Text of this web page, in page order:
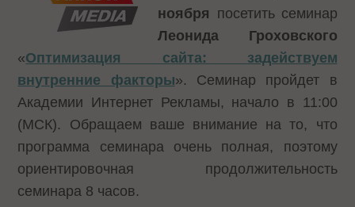
ноября посетить семинар
Леонида Гроховского
«Оптимизация сайта: задействуем
внутренние факторы». Семинар пройдет в
Академии Интернет Рекламы, начало в 11:00
(МСК). Обращаем ваше внимание на то, что
программа семинара очень полная, поэтому
ориентировочная продолжительность
семинара 8 часов.